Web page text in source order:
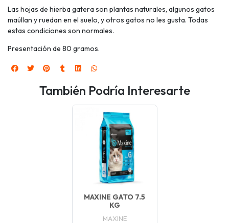
Las hojas de hierba gatera son plantas naturales, algunos gatos
maúllan y ruedan en el suelo, y otros gatos no les gusta. Todas
estas condiciones son normales.
Presentación de 80 gramos.
También Podría Interesarte
MAXINE GATO 7.5
KG
MAXINE